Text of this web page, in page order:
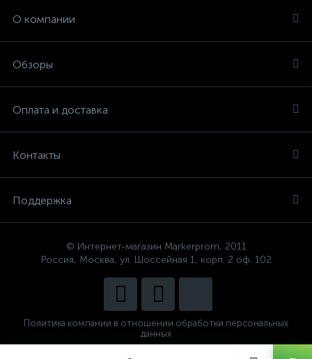
О компании
Обзоры
Оплата и доставка
Контакты
Поддержка
© Интернет-магазин Markerprom, 2011
Россия, Москва, ул. Шоссейная 1, корп. 2 оф. 102
Политика компании в отношении обработки персональных
данных